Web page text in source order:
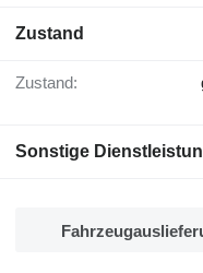
Zustand
Zustand:
Sonstige